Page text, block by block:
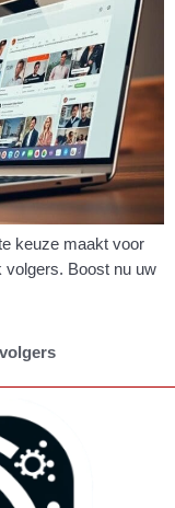
keuze maakt voor
volgers. Boost nu uw